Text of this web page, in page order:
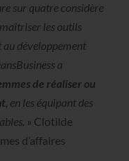
sur quatre considère
les outils
développement
a
de réaliser ou
, en les équipant des
» Clotilde
d’affaires